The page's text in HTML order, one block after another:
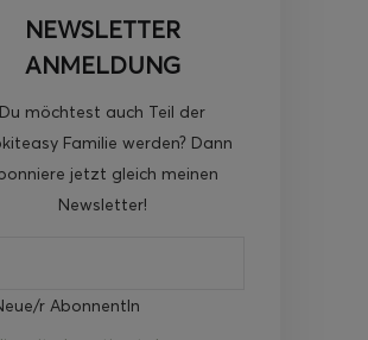
NEWSLETTER
ANMELDUNG
Du möchtest auch Teil der
Familie werden? Dann
jetzt gleich meinen
Newsletter!
r AbonnentIn